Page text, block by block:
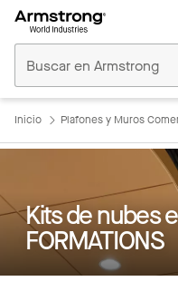
Inicio
Inicio Plafones y Muros
Kits de nubes
FORMATIONS